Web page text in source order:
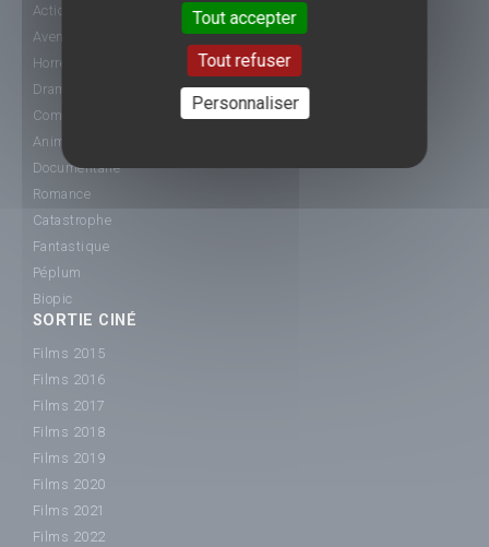
Action
Aventure
Horreur
Drame
Comédie
Animation
Documentaire
Romance
Catastrophe
Fantastique
Péplum
Biopic
SORTIE CINÉ
Films 2015
Films 2016
Films 2017
Films 2018
Films 2019
Films 2020
Films 2021
Films 2022
Tout accepter
Tout refuser
Personnaliser